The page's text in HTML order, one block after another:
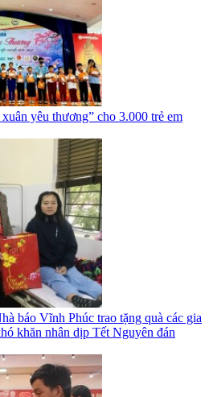
xuân yêu thương” cho 3.000 trẻ em
báo Vĩnh Phúc trao tặng quà các gia
khăn nhân dịp Tết Nguyên đán